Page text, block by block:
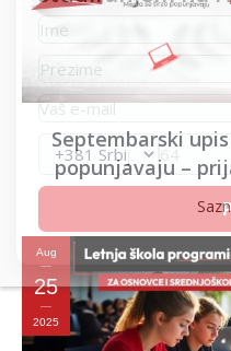
Septembarski
popunjavaju –
Aug
25
2025